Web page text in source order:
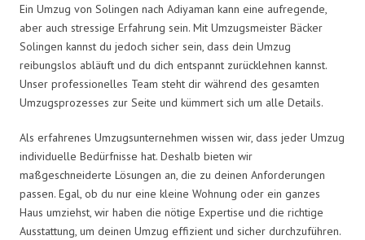
Ein Umzug von Solingen nach Adiyaman kann eine aufregende,
aber auch stressige Erfahrung sein. Mit Umzugsmeister Bäcker
Solingen kannst du jedoch sicher sein, dass dein Umzug
reibungslos abläuft und du dich entspannt zurücklehnen kannst.
Unser professionelles Team steht dir während des gesamten
Umzugsprozesses zur Seite und kümmert sich um alle Details.
Als erfahrenes Umzugsunternehmen wissen wir, dass jeder Umzug
individuelle Bedürfnisse hat. Deshalb bieten wir
maßgeschneiderte Lösungen an, die zu deinen Anforderungen
passen. Egal, ob du nur eine kleine Wohnung oder ein ganzes
Haus umziehst, wir haben die nötige Expertise und die richtige
Ausstattung, um deinen Umzug effizient und sicher durchzuführen.